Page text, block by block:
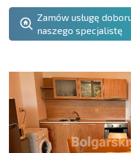
Zamów usługę
naszego specjalistę